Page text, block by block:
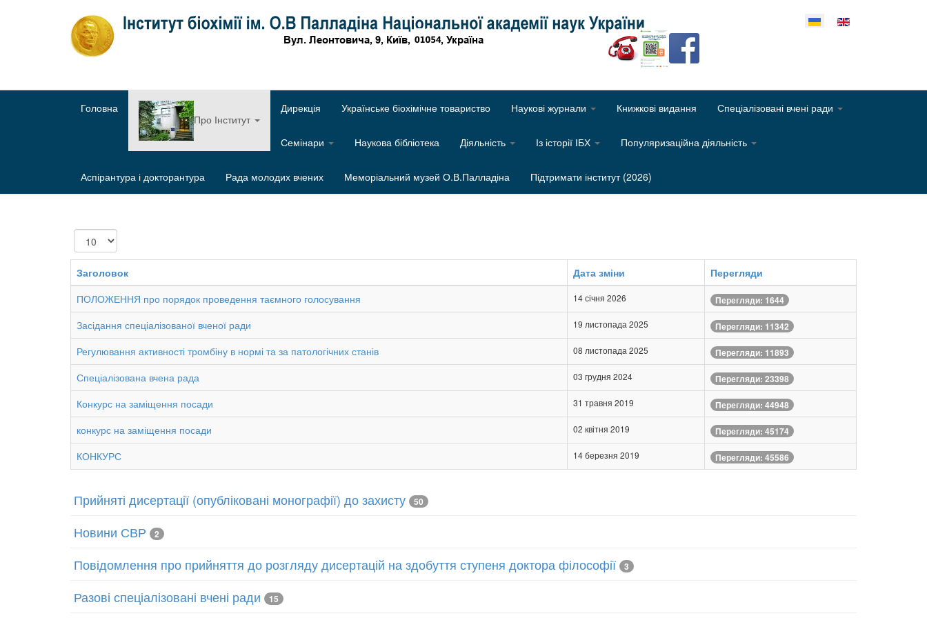
Оберіть свою мову
Головна
Про Інститут
Дирекція Українське біохімічне товариство Наукові журнали Книжкові видання Спеціалізовані вчені ради
Семінари Наукова бібліотека Діяльність Із історії ІБХ Популяризаційна діяльність
Аспірантура і докторантура Рада молодих вчених Меморіальний музей О.В.Палладіна Підтримати інститут (2026)
Показувати
Заголовок Дата зміни
Перегляди
ПОЛОЖЕННЯ про порядок проведення таємного голосування
14 січня 2026 Перегляди: 1644
Засідання спеціалізованої вченої ради 19 листопада 2025 Перегляди: 11342
Регулювання активності тромбіну в нормі та за патологічних станів 08 листопада 2025 Перегляди: 11893
Спеціалізована вчена рада 03 грудня 2024 Перегляди: 23398
Конкурс на заміщення посади 31 травня 2019 Перегляди: 44948
конкурс на заміщення посади 02 квітня 2019 Перегляди: 45174
КОНКУРС 14 березня 2019 Перегляди: 45586
Прийняті дисертації (опубліковані монографії) до захисту 50
Новини СВР 2
Повідомлення про прийняття до розгляду дисертацій на здобуття ступеня доктора філософії 3
Разові спеціалізовані вчені ради 15